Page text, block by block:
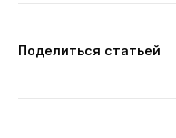
Поделиться статьей